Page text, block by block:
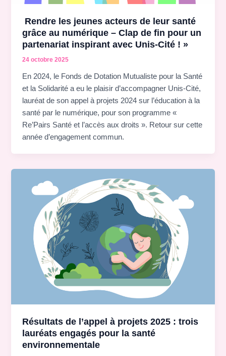
Rendre les jeunes acteurs de leur santé
grâce au numérique – Clap de fin pour un
partenariat inspirant avec Unis-Cité ! »
24 octobre 2025
En 2024, le Fonds de Dotation Mutualiste pour la Santé
et la Solidarité a eu le plaisir d’accompagner Unis-Cité,
lauréat de son appel à projets 2024 sur l’éducation à la
santé par le numérique, pour son programme «
Re’Pairs Santé et l’accès aux droits ». Retour sur cette
année d’engagement commun.
Résultats de l’appel à projets 2025 : trois
lauréats engagés pour la santé
environnementale